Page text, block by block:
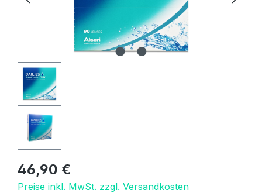
Regulärer Preis:
46,90 €
Preise inkl. MwSt. zzgl. Versandkosten